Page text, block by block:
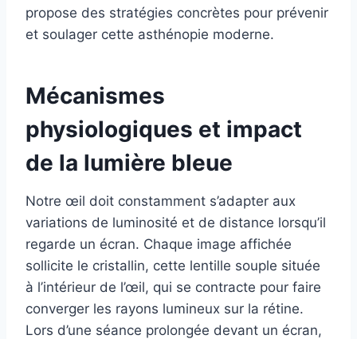
propose des stratégies concrètes pour prévenir
et soulager cette asthénopie moderne.
Mécanismes
physiologiques et impact
de la lumière bleue
Notre œil doit constamment s’adapter aux
variations de luminosité et de distance lorsqu’il
regarde un écran. Chaque image affichée
sollicite le cristallin, cette lentille souple située
à l’intérieur de l’œil, qui se contracte pour faire
converger les rayons lumineux sur la rétine.
Lors d’une séance prolongée devant un écran,